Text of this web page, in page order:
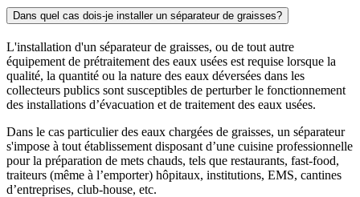
Dans quel cas dois-je installer un séparateur de graisses?
L'installation d'un séparateur de graisses, ou de tout autre
équipement de prétraitement des eaux usées est requise lorsque la
qualité, la quantité ou la nature des eaux déversées dans les
collecteurs publics sont susceptibles de perturber le fonctionnement
des installations d’évacuation et de traitement des eaux usées.
Dans le cas particulier des eaux chargées de graisses, un séparateur
s'impose à tout établissement disposant d’une cuisine professionnelle
pour la préparation de mets chauds, tels que restaurants, fast-food,
traiteurs (même à l’emporter) hôpitaux, institutions, EMS, cantines
d’entreprises, club-house, etc.